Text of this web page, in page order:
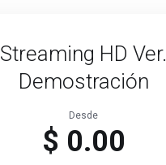
Streaming HD Ver.
Demostración
Desde
$ 0.00